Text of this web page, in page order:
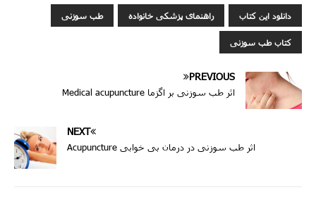
دانلود این کتاب راهنمای پزشکی خانواده طب سوزنی
کتاب طب سوزنی
PREVIOUS
اثر طب سوزنی بر اگزما Medical acupuncture
NEXT
اثر طب سوزنى در درمان بی خوابی Acupuncture